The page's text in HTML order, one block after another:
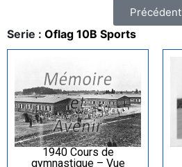
Précédent
Serie : Oflag 10B Sports
1940 Cours de
gymnastique – Vue